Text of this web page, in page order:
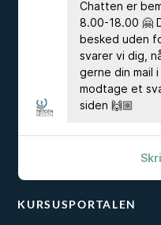
stræber efter at være
har gåpåmod.
EUD & EUX BUSINESS
KURSUSPORTALEN
Chatten er
8.00-18.00 🤗
besked uden
svarer vi dig,
gerne din mail
modtage et
siden 🙌🏼